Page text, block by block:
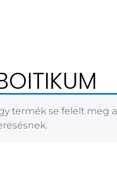
termék se felelt meg a